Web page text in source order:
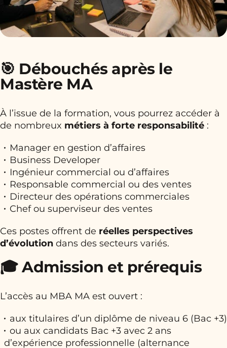
🎯 Débouchés après le
Mastère MA
À l’issue de la formation, vous pourrez accéder à
de nombreux métiers à forte responsabilité :
Manager en gestion d’affaires
Business Developer
Ingénieur commercial ou d’affaires
Responsable commercial ou des ventes
Directeur des opérations commerciales
Chef ou superviseur des ventes
Ces postes offrent de réelles perspectives
d’évolution dans des secteurs variés.
🎓 Admission et prérequis
L’accès au MBA MA est ouvert :
aux titulaires d’un diplôme de niveau 6 (Bac +3)
ou aux candidats Bac +3 avec 2 ans
d’expérience professionnelle (alternance